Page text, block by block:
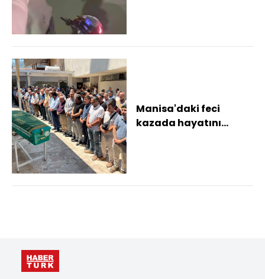
Manisa'daki feci
kazada hayatını